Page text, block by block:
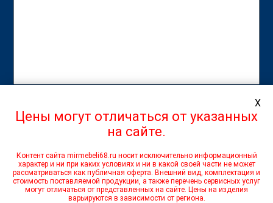
ОТПРАВЛЯЯ ФОРМУ Я ДАЮ СОГЛАСИЕ НА ОБРАБОТКУ
X
Цены могут отличаться от указанных
на сайте.
Контент сайта mirmebeli68.ru носит исключительно информационный
характер и ни при каких условиях и ни в какой своей части не может
рассматриваться как публичная оферта. Внешний вид, комплектация и
стоимость поставляемой продукции, а также перечень сервисных услуг
могут отличаться от представленных на сайте. Цены на изделия
варьируются в зависимости от региона.
На этом веб-сайте используются файлы cookie, которые
обеспечивают работу всех функций для наиболее